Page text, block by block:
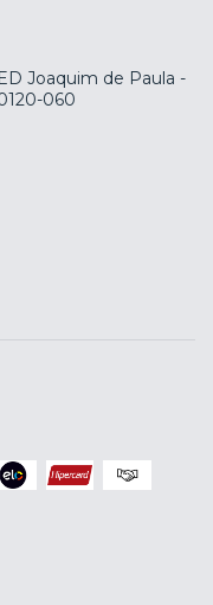
Joaquim de Paula -
060